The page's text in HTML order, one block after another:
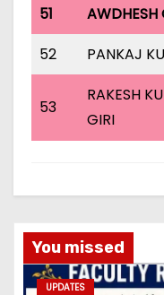
51 AWDHESH
52
PANKAJ
53
RAKESH
GIRI
You missed
UPDATES